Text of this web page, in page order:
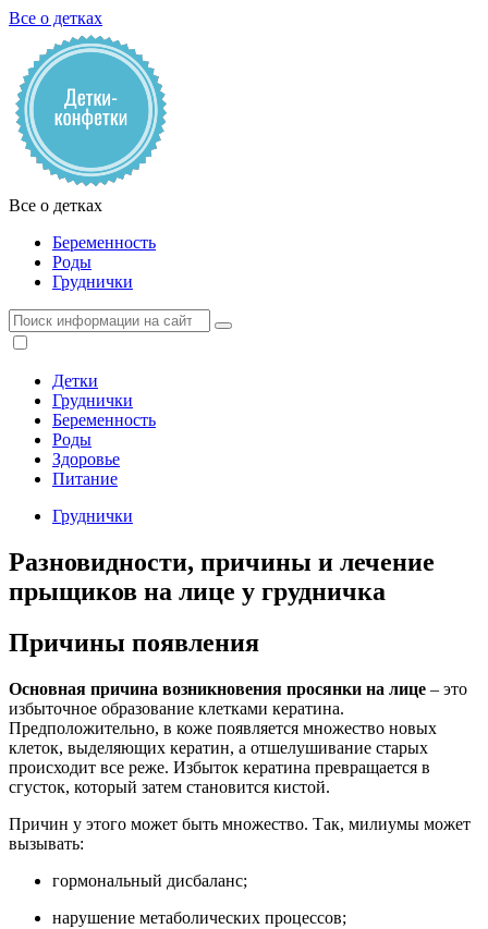
Все о детках
Все о детках
Беременность
Роды
Груднички
Детки
Груднички
Беременность
Роды
Здоровье
Питание
Груднички
Разновидности, причины и лечение
прыщиков на лице у грудничка
Причины появления
Основная причина возникновения просянки на лице – это
избыточное образование клетками кератина.
Предположительно, в коже появляется множество новых
клеток, выделяющих кератин, а отшелушивание старых
происходит все реже. Избыток кератина превращается в
сгусток, который затем становится кистой.
Причин у этого может быть множество. Так, милиумы может
вызывать:
гормональный дисбаланс;
нарушение метаболических процессов;